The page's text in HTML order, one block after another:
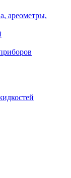
ареометры,